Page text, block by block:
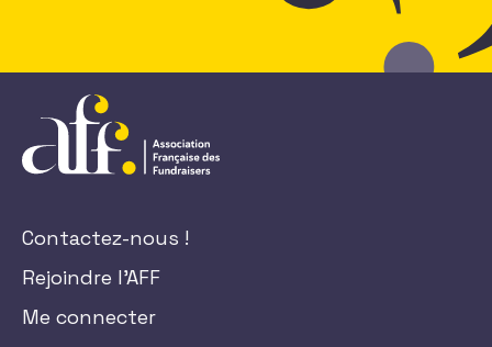
Contactez-nous !
Rejoindre l'AFF
Me connecter